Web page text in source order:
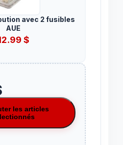
avec 2 fusibles
AUE
$
les articles